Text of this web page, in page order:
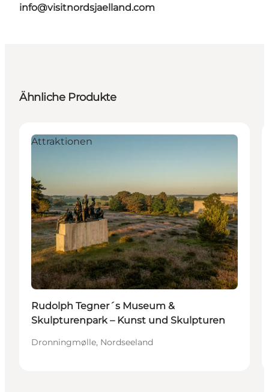
info@visitnordsjaelland.com
Ähnliche Produkte
Attraktionen
Rudolph Tegner´s Museum &
Skulpturenpark – Kunst und Skulpturen
Dronningmølle, Nordseeland